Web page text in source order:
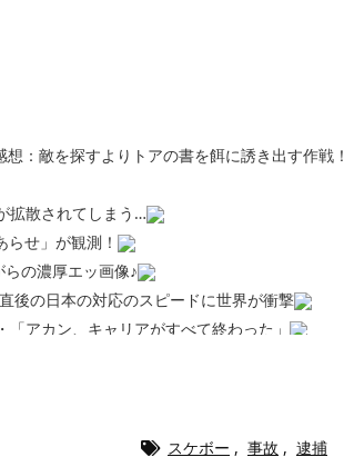
：敵を探すよりトアの書を餌に誘き出す作戦！
拡散されてしまう…
せ」が観測！
の濃厚エッ画像♪
後の日本の対応のスピードに世界が衝撃
アカン、キャリアがすべて終わった」
てみてクソだった所です」スケボー , 事故 , 逮捕